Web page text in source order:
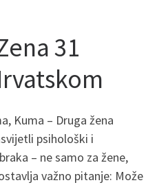
31
Kuma – Druga žena
psihološki i
– ne samo za žene,
važno pitanje: Može